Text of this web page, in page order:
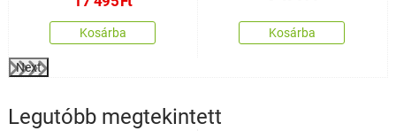
Kosárba Kosárba
Next
Legutóbb megtekintett